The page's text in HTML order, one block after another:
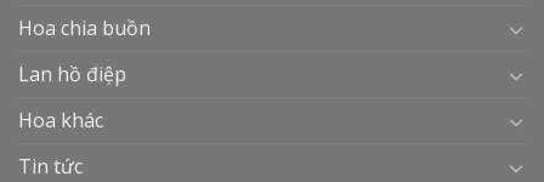
Hoa chia buồn
Lan hồ điệp
Hoa khác
Tin tức